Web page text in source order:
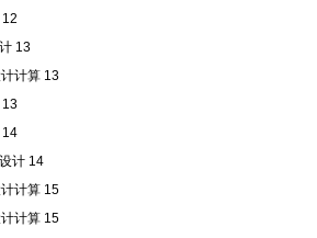
13
计算13
13
计14
计算15
计算15